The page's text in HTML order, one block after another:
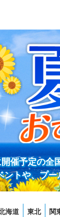
催予定の全
ントや、プ
海道 東北 関